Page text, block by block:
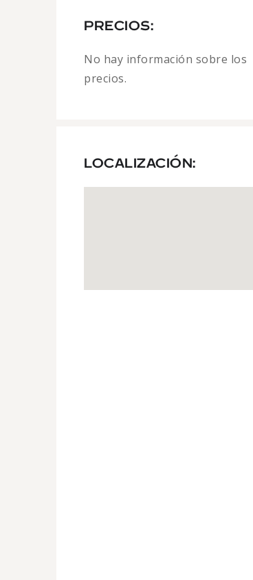
PRECIOS:
No hay información sobre los
precios.
LOCALIZACIÓN: